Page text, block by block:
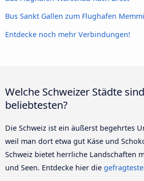
Bus Sankt Gallen zum Flughafen
Entdecke noch mehr Verbindungen!
Welche Schweizer Städte
beliebtesten?
Die Schweiz ist ein äußerst begehrtes
weil man dort etwa gut Käse und
Schweiz bietet herrliche Landschaften
und Seen. Entdecke hier die